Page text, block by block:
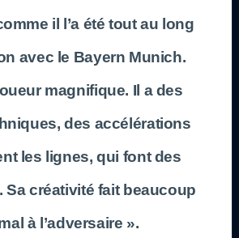
il l’a été tout au long
avec le Bayern Munich.
magnifique. Il a des
des accélérations
les lignes, qui font des
Sa créativité fait beaucoup
à l’adversaire ».